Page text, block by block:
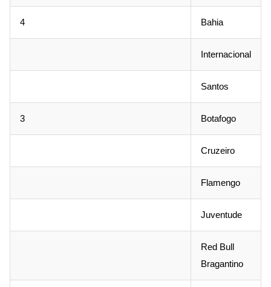
4 Bahia
Internacional
Santos
3 Botafogo
Cruzeiro
Flamengo
Juventude
Red Bull
Bragantino